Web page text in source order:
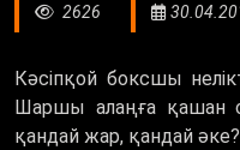
2626
Кәсіпқой боксшы
Шаршы алаңға қашан
қандай жар, қандай әке?